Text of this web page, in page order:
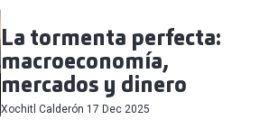
La tormenta perfecta:
macroeconomía,
mercados y dinero
Xochitl Calderón 17 Dec 2025